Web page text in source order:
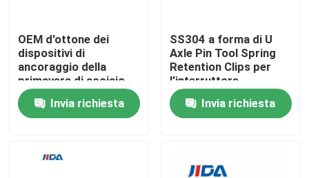
Casa.
OEM d'ottone dei
dispositivi di
ancoraggio della
primavera di acciaio
inossidabile D667
Invia richiesta
SS304 a forma di U
Axle Pin Tool Spring
Retention Clips per
l'interruttore
miniatura
Invia richiesta